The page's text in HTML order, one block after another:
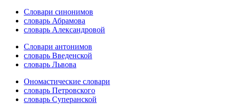
Словари синонимов
словарь Абрамова
словарь Александровой
Словари антонимов
словарь Введенской
словарь Львова
Ономастические словари
словарь Петровского
словарь Суперанской